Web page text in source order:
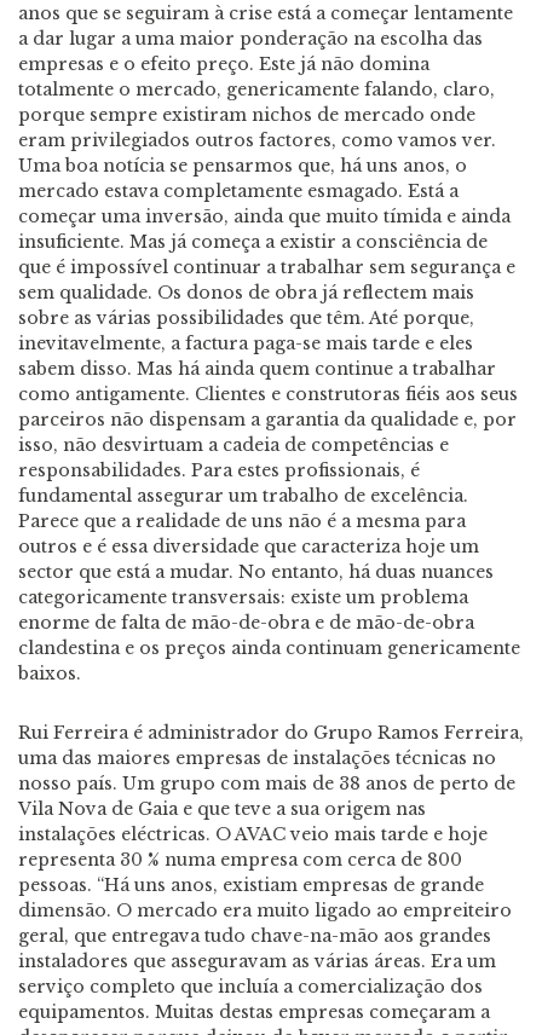
anos que se seguiram à crise está a começar lentamente
a dar lugar a uma maior ponderação na escolha das
empresas e o efeito preço. Este já não domina
totalmente o mercado, genericamente falando, claro,
porque sempre existiram nichos de mercado onde
eram privilegiados outros factores, como vamos ver.
Uma boa notícia se pensarmos que, há uns anos, o
mercado estava completamente esmagado. Está a
começar uma inversão, ainda que muito tímida e ainda
insuficiente. Mas já começa a existir a consciência de
que é impossível continuar a trabalhar sem segurança e
sem qualidade. Os donos de obra já reflectem mais
sobre as várias possibilidades que têm. Até porque,
inevitavelmente, a factura paga-se mais tarde e eles
sabem disso. Mas há ainda quem continue a trabalhar
como antigamente. Clientes e construtoras fiéis aos seus
parceiros não dispensam a garantia da qualidade e, por
isso, não desvirtuam a cadeia de competências e
responsabilidades. Para estes profissionais, é
fundamental assegurar um trabalho de excelência.
Parece que a realidade de uns não é a mesma para
outros e é essa diversidade que caracteriza hoje um
sector que está a mudar. No entanto, há duas nuances
categoricamente transversais: existe um problema
enorme de falta de mão-de-obra e de mão-de-obra
clandestina e os preços ainda continuam genericamente
baixos.
Rui Ferreira é administrador do Grupo Ramos Ferreira,
uma das maiores empresas de instalações técnicas no
nosso país. Um grupo com mais de 38 anos de perto de
Vila Nova de Gaia e que teve a sua origem nas
instalações eléctricas. O AVAC veio mais tarde e hoje
representa 30 % numa empresa com cerca de 800
pessoas. “Há uns anos, existiam empresas de grande
dimensão. O mercado era muito ligado ao empreiteiro
geral, que entregava tudo chave-na-mão aos grandes
instaladores que asseguravam as várias áreas. Era um
serviço completo que incluía a comercialização dos
equipamentos. Muitas destas empresas começaram a